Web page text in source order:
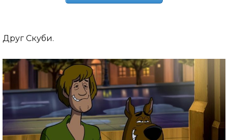
Друг Скуби.